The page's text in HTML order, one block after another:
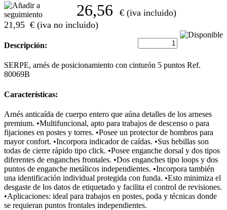
26,56
€ (iva incluido)
21,95 € (iva no incluido)
Descripción:
SERPE, arnés de posicionamiento con cinturón 5 puntos Ref.
80069B
Características:
Arnés anticaída de cuerpo entero que aúna detalles de los arneses
premium. •Multifuncional, apto para trabajos de descenso o para
fijaciones en postes y torres. •Posee un protector de hombros para
mayor confort. •Incorpora indicador de caídas. •Sus hebillas son
todas de cierre rápido tipo click. •Posee enganche dorsal y dos tipos
diferentes de enganches frontales. •Dos enganches tipo loops y dos
puntos de enganche metálicos independientes. •Incorpora también
una identificación individual protegida con funda. •Esto minimiza el
desgaste de los datos de etiquetado y facilita el control de revisiones.
•Aplicaciones: ideal para trabajos en postes, poda y técnicas donde
se requieran puntos frontales independientes.